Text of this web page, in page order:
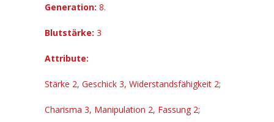
Generation: 8.
Blutstärke: 3
Attribute:
Stärke 2, Geschick 3, Widerstandsfähigkeit 2;
Charisma 3, Manipulation 2, Fassung 2;